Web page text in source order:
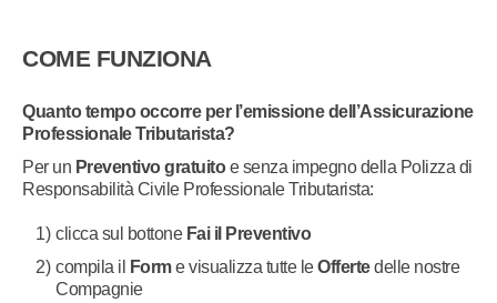
COME FUNZIONA
Quanto tempo occorre per l’emissione dell’Assicurazione
Professionale Tributarista?
Per un Preventivo gratuitoe senza impegno della Polizza di
Responsabilità Civile Professionale Tributarista:
clicca sul bottone Fai il Preventivo
compila il
Forme visualizza tutte leOffertedelle nostre
Compagnie